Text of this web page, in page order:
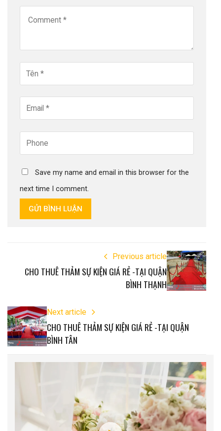
Save my name and email in this browser for the
next time I comment.
GỬI BÌNH LUẬN
Previous article
CHO THUÊ THẢM SỰ KIỆN GIÁ RẺ -TẠI QUẬN
BÌNH THẠNH
Next article
CHO THUÊ THẢM SỰ KIỆN GIÁ RẺ -TẠI QUẬN
BÌNH TÂN